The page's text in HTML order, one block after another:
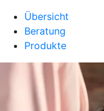
Übersicht
Beratung
Produkte